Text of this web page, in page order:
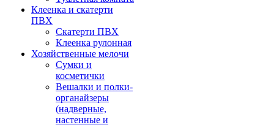
Клеенка и скатерти
ПВХ
Скатерти ПВХ
Клеенка рулонная
Хозяйственные мелочи
Сумки и
косметички
Вешалки и полки-
органайзеры
(надверные,
настенные и